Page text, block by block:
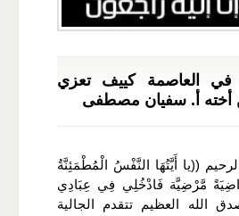
في العاصمة كييف تعزي
أخته أ. سفيان مصطفى
((يا أَيَّتُهَا النَّفْسُ الْمُطْمَئِنَّةُ
مَّرْضِيَّة فَادْخُلِي فِي عِبَادِي
الله العظيم تتقدم الجالية